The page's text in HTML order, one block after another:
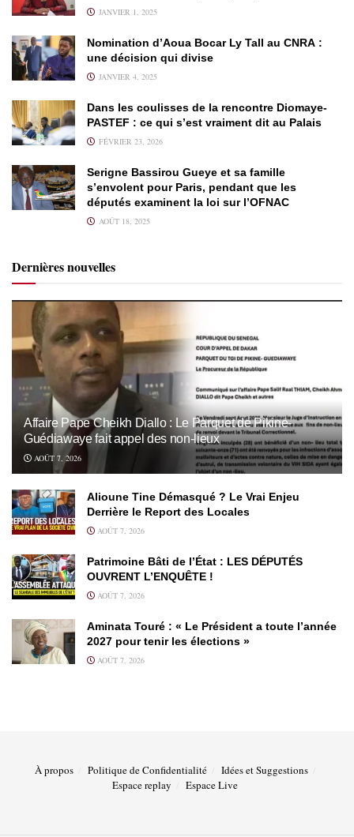
JANVIER 1, 2025
Nomination d’Aoua Bocar Ly Tall au CNRA :
une décision qui divise
JANVIER 4, 2025
Dans les coulisses de la rencontre Diomaye-
PASTEF : ce qui s’est vraiment dit au Palais
FÉVRIER 23, 2026
Serigne Bassirou Gueye et sa famille
s’envolent pour Paris, pendant que les
députés examinent la loi sur l’OFNAC
AOÛT 18, 2025
Dernières nouvelles
Affaire Pape Cheikh Diallo : Le Parquet de Pikine-
Guédiawaye fait appel des non-lieux
AOÛT 7, 2026
Alioune Tine Démasqué ? Le Vrai Enjeu
Derrière le Report des Locales
AOÛT 7, 2026
Patrimoine Bâti de l’État : LES DÉPUTÉS
OUVRENT L’ENQUÊTE !
AOÛT 7, 2026
Aminata Touré : « Le Président a toute l’année
2027 pour tenir les élections »
AOÛT 7, 2026
À propos Politique de Confidentialité
Idées et Suggestions
Espace replay
Espace Live